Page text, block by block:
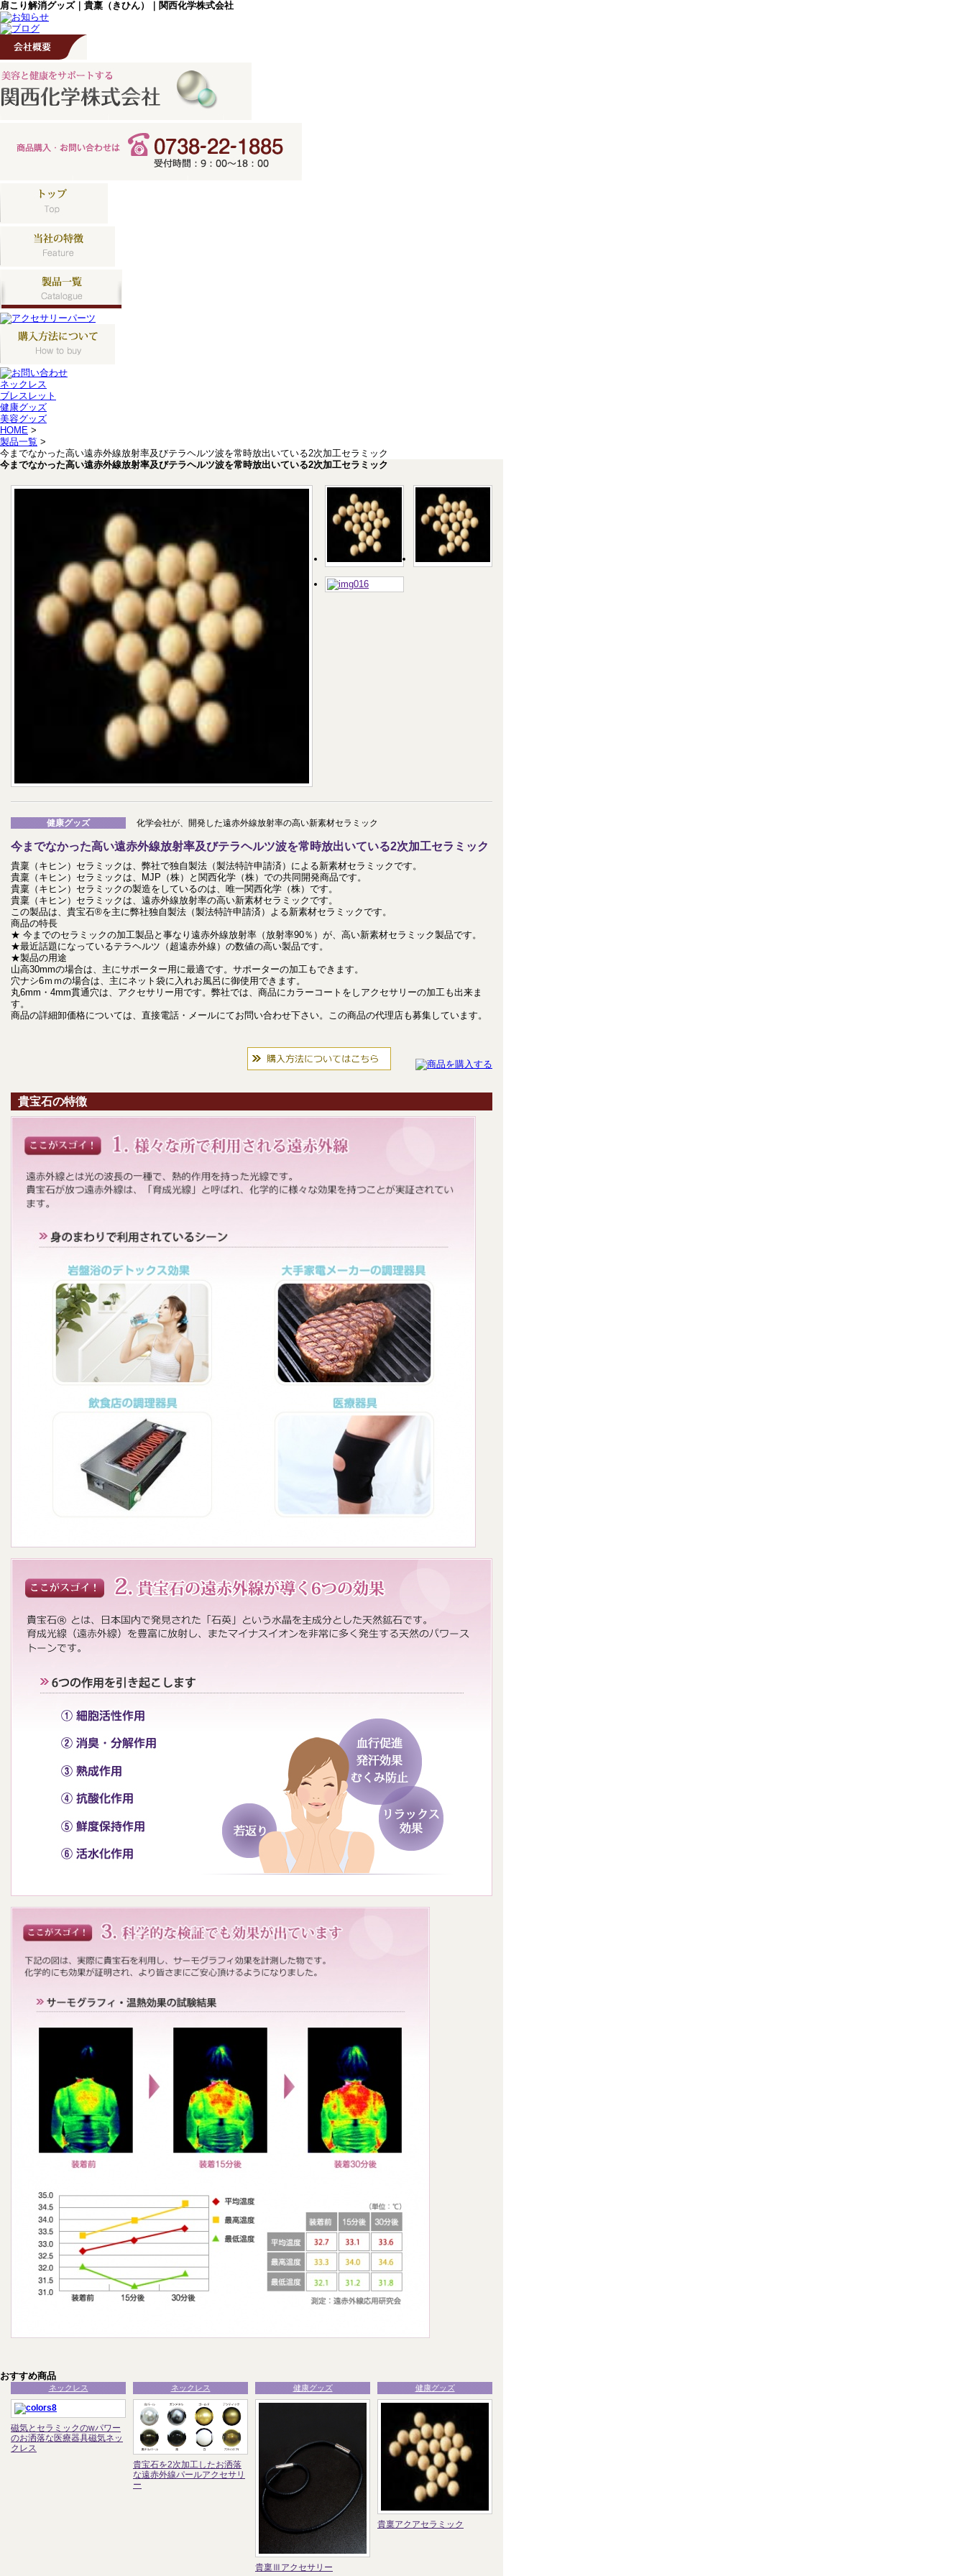
肩こり解消グッズ｜貴稟（きひん）｜関西化学株式会社
ネックレス
ブレスレット
健康グッズ
美容グッズ
HOME >
製品一覧 >
今までなかった高い遠赤外線放射率及びテラヘルツ波を常時放出いている2次加工セラミック
今までなかった高い遠赤外線放射率及びテラヘルツ波を常時放出いている2次加工セラミック
健康グッズ 化学会社が、開発した遠赤外線放射率の高い新素材セラミック
今までなかった高い遠赤外線放射率及びテラヘルツ波を常時放出いている2次加工セラミック
貴稟（キヒン）セラミックは、弊社で独自製法（製法特許申請済）による新素材セラミックです。
貴稟（キヒン）セラミックは、MJP（株）と関西化学（株）での共同開発商品です。
貴稟（キヒン）セラミックの製造をしているのは、唯一関西化学（株）です。
貴稟（キヒン）セラミックは、遠赤外線放射率の高い新素材セラミックです。
この製品は、貴宝石®を主に弊社独自製法（製法特許申請済）よる新素材セラミックです。
商品の特長
★ 今までのセラミックの加工製品と事なり遠赤外線放射率（放射率90％）が、高い新素材セラミック製品です。
★最近話題になっているテラヘルツ（超遠赤外線）の数値の高い製品です。
★製品の用途
山高30mmの場合は、主にサポーター用に最適です。サポーターの加工もできます。
穴ナシ6ｍｍの場合は、主にネット袋に入れお風呂に御使用できます。
丸6mm・4mm貫通穴は、アクセサリー用です。弊社では、商品にカラーコートをしアクセサリーの加工も出来ま
す。
商品の詳細卸価格については、直接電話・メールにてお問い合わせ下さい。この商品の代理店も募集しています。
貴宝石の特徴
おすすめ商品
ネックレス
磁気とセラミックのwパワー
のお洒落な医療器具磁気ネッ
クレス
ネックレス
貴宝石を2次加工したお洒落
な遠赤外線パールアクセサリ
ー
健康グッズ
貴稟Ⅲアクセサリー
健康グッズ
貴稟アクアセラミック